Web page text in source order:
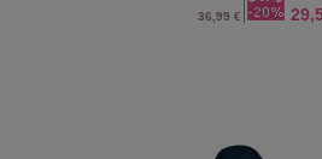
36,99 €